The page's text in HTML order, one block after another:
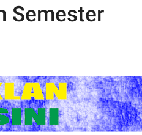
Semester